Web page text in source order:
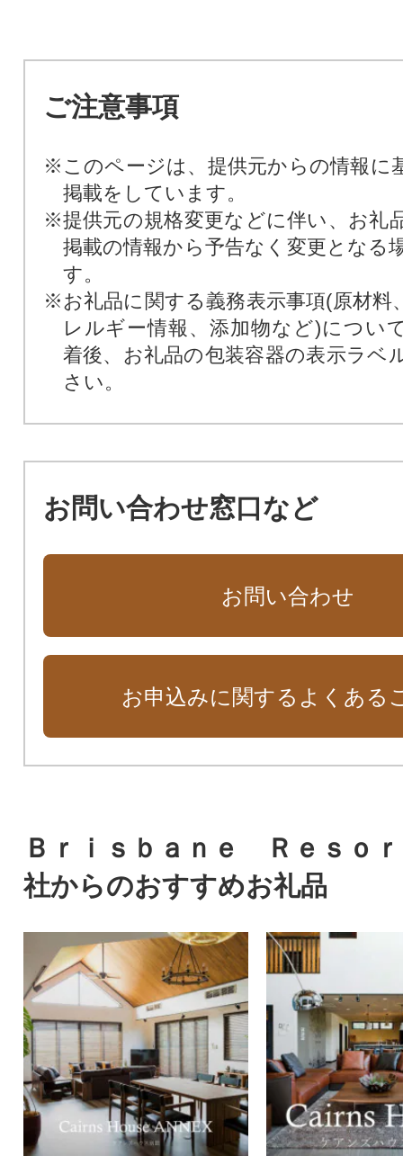
ご注意事項
※このページは、提供元からの情報に
掲載をしています。
※提供元の規格変更などに伴い、お礼
掲載の情報から予告なく変更となる
す。
※お礼品に関する義務表示事項(原材料
レルギー情報、添加物など)につい
着後、お礼品の包装容器の表示ラベ
さい。
お問い合わせ窓口など
お問い合わせ
お申込みに関するよくある
Ｂｒｉｓｂａｎｅ Ｒｅｓｏ
社からのおすすめお礼品